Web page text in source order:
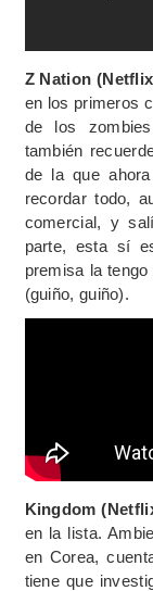
Z Nation
en los primeros
de los
también
de la que
recordar todo,
comercial, y
parte, esta sí
premisa la
(guiño, guiño).
Kingdom
en la lista.
en Corea,
tiene que